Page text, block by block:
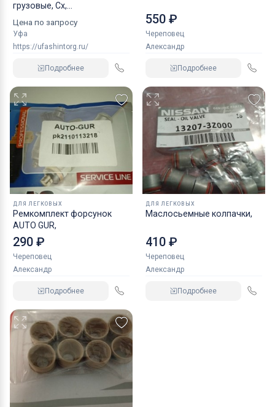
грузовые, Сх,
Цена по запросу
Уфа
https://ufashintorg.ru/
Подробнее
550 ₽
Череповец
Александр
Подробнее
ДЛЯ ЛЕГКОВЫХ
Ремкомплект форсунок
AUTO GUR,
290 ₽
Череповец
Александр
Подробнее
ДЛЯ ЛЕГКОВЫХ
Маслосьемные колпачки,
410 ₽
Череповец
Александр
Подробнее